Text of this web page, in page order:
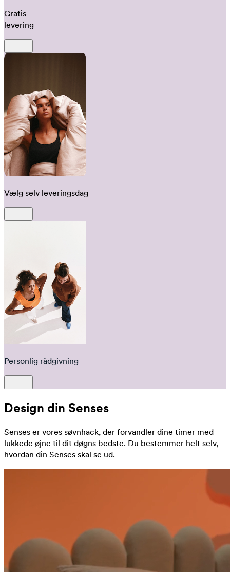
Gratis
levering
Vælg selv leveringsdag
Personlig rådgivning
Design din Senses
Senses er vores søvnhack, der forvandler dine timer med
lukkede øjne til dit døgns bedste. Du bestemmer helt selv,
hvordan din Senses skal se ud.